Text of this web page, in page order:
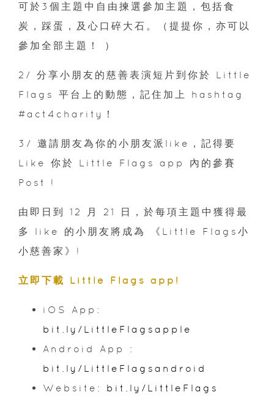
可於3個主題中自由揀選參加主題，包括食
炭，踩蛋，及心口碎大石。（提提你，亦可以
參加全部主題！ ）
2/ 分享小朋友的慈善表演短片到你於 Little
Flags 平台上的動態，記住加上 hashtag
#act4charity！
3/ 邀請朋友為你的小朋友派like，記得要
Like 你於 Little Flags app 內的參賽
Post !
由即日到 12 月 21 日，於每項主題中獲得最
多 like 的小朋友將成為 《Little Flags小
小慈善家》!
立即下載 Little Flags app!
iOS App:
bit.ly/LittleFlagsapple
Android App :
bit.ly/LittleFlagsandroid
Website: bit.ly/LittleFlags